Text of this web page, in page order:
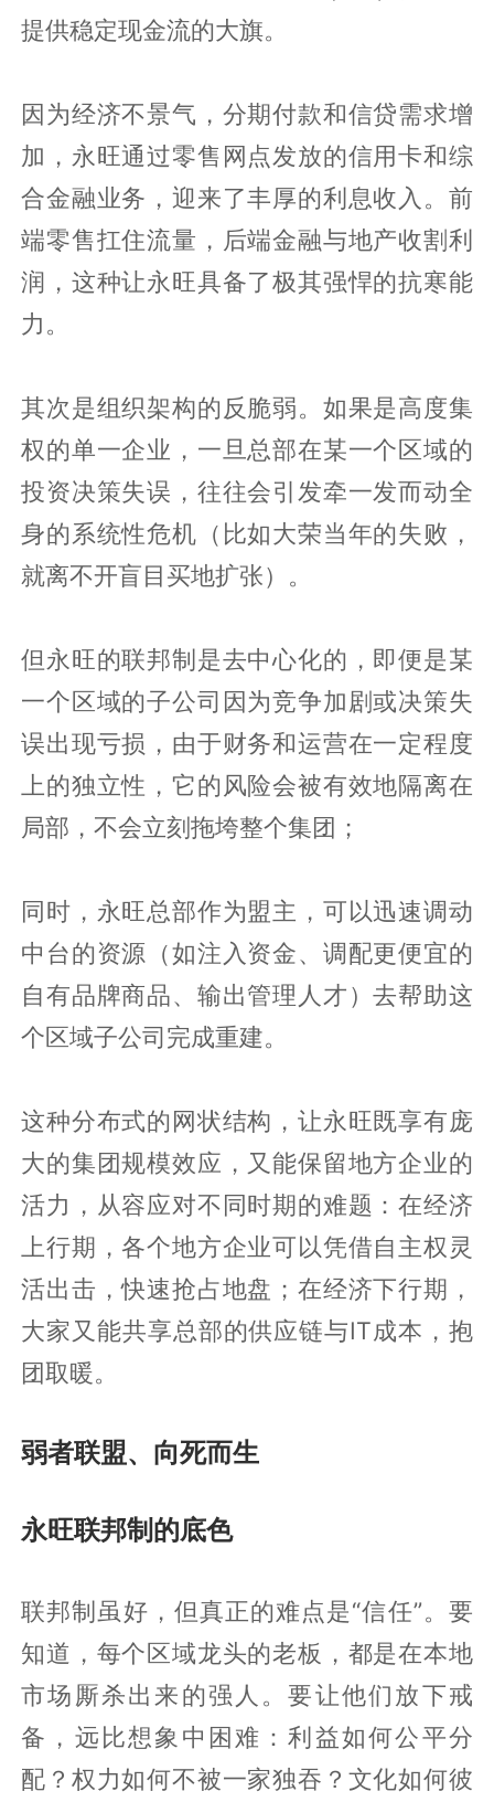
提供稳定现金流的大旗。
因为经济不景气，分期付款和信贷需求增
加，永旺通过零售网点发放的信用卡和综
合金融业务，迎来了丰厚的利息收入。前
端零售扛住流量，后端金融与地产收割利
润，这种让永旺具备了极其强悍的抗寒能
力。
其次是组织架构的反脆弱。如果是高度集
权的单一企业，一旦总部在某一个区域的
投资决策失误，往往会引发牵一发而动全
身的系统性危机（比如大荣当年的失败，
就离不开盲目买地扩张）。
但永旺的联邦制是去中心化的，即便是某
一个区域的子公司因为竞争加剧或决策失
误出现亏损，由于财务和运营在一定程度
上的独立性，它的风险会被有效地隔离在
局部，不会立刻拖垮整个集团；
同时，永旺总部作为盟主，可以迅速调动
中台的资源（如注入资金、调配更便宜的
自有品牌商品、输出管理人才）去帮助这
个区域子公司完成重建。
这种分布式的网状结构，让永旺既享有庞
大的集团规模效应，又能保留地方企业的
活力，从容应对不同时期的难题：在经济
上行期，各个地方企业可以凭借自主权灵
活出击，快速抢占地盘；在经济下行期，
大家又能共享总部的供应链与IT成本，抱
团取暖。
弱者联盟、向死而生
永旺联邦制的底色
联邦制虽好，但真正的难点是“信任”。要
知道，每个区域龙头的老板，都是在本地
市场厮杀出来的强人。要让他们放下戒
备，远比想象中困难：利益如何公平分
配？权力如何不被一家独吞？文化如何彼